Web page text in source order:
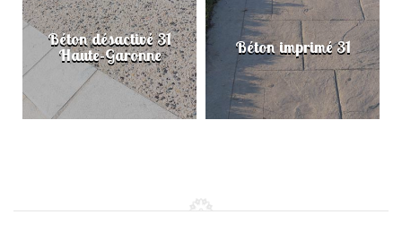
Béton désactivé 31
Haute-Garonne Béton imprimé 31